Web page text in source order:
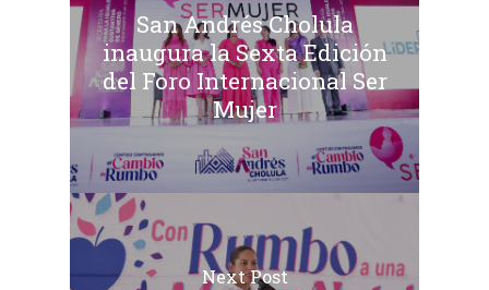
San Andrés Cholula
inaugura la Sexta Edición
del Foro Internacional Ser
Mujer
Next Post